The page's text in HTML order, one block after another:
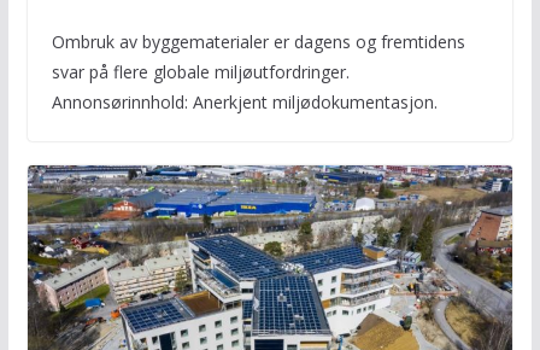
Ombruk av byggematerialer er dagens og fremtidens
svar på flere globale miljøutfordringer.
Annonsørinnhold: Anerkjent miljødokumentasjon.